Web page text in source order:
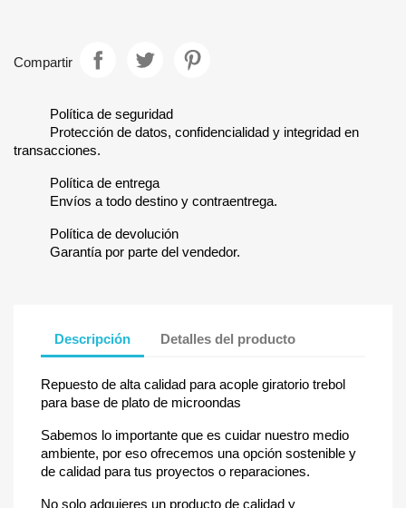
Compartir
Política de seguridad
Protección de datos, confidencialidad y integridad en
transacciones.
Política de entrega
Envíos a todo destino y contraentrega.
Política de devolución
Garantía por parte del vendedor.
Descripción Detalles del producto
Repuesto de alta calidad para acople giratorio trebol
para base de plato de microondas
Sabemos lo importante que es cuidar nuestro medio
ambiente, por eso ofrecemos una opción sostenible y
de calidad para tus proyectos o reparaciones.
No solo adquieres un producto de calidad y